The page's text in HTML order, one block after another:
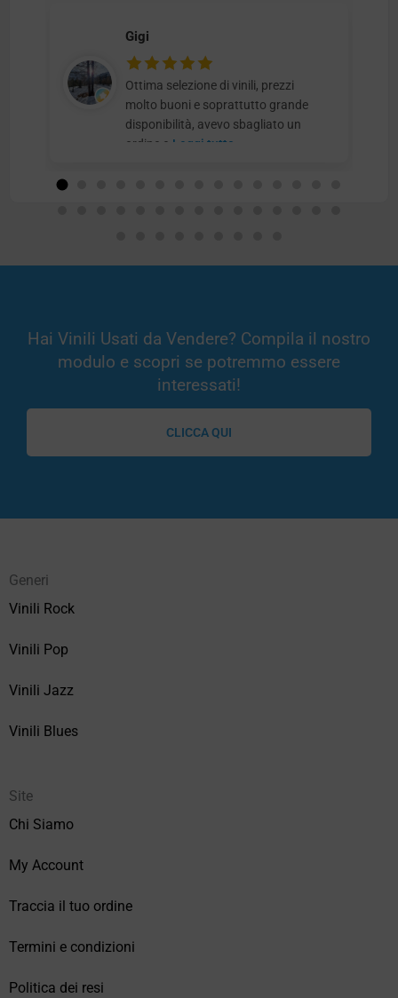
Gigi
Ottima selezione di vinili, prezzi
molto buoni e soprattutto grande
disponibilità, avevo sbagliato un
ordine e Leggi tutto
Hai Vinili Usati da Vendere? Compila il nostro
modulo e scopri se potremmo essere
interessati!
CLICCA QUI
Generi
Vinili Rock
Vinili Pop
Vinili Jazz
Vinili Blues
Site
Chi Siamo
My Account
Traccia il tuo ordine
Termini e condizioni
Politica dei resi